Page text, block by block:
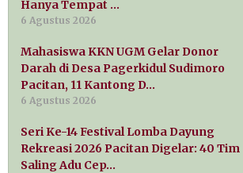
Hanya Tempat …
6 Agustus 2026
Mahasiswa KKN UGM Gelar Donor
Darah di Desa Pagerkidul Sudimoro
Pacitan, 11 Kantong D…
6 Agustus 2026
Seri Ke-14 Festival Lomba Dayung
Rekreasi 2026 Pacitan Digelar: 40 Tim
Saling Adu Cep…